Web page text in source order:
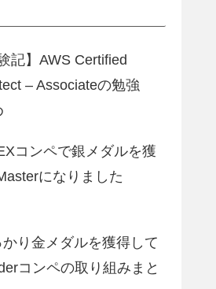
記】AWS Certified
– Associateの勉強
コンペで銀メダルを獲
になりました
かり金メダルを獲得して
コンペの取り組みまと